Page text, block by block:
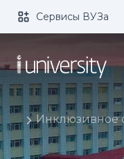
Размер шрифта:
Изображения:
Озвучивание:
Сервисы ВУЗа
Инклюзивное